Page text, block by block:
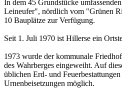
In dem 45 Grundstücke
Leineufer", nördlich vom "Grünen
10 Bauplätze zur Verfügung.
Seit 1. Juli 1970 ist Hillerse ein
1973 wurde der kommunale
des Wahrberges eingeweiht. Auf
üblichen Erd- und
Urnenbeisetzungen möglich.